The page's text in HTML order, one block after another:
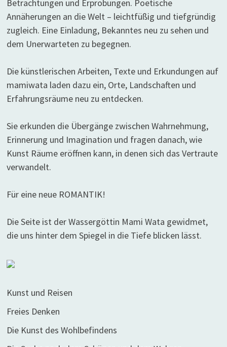
Betrachtungen und Erprobungen. Poetische
Annäherungen an die Welt – leichtfüßig und tiefgründig
zugleich. Eine Einladung, Bekanntes neu zu sehen und
dem Unerwarteten zu begegnen.
Die künstlerischen Arbeiten, Texte und Erkundungen auf
mamiwata laden dazu ein, Orte, Landschaften und
Erfahrungsräume neu zu entdecken.
Sie erkunden die Übergänge zwischen Wahrnehmung,
Erinnerung und Imagination und fragen danach, wie
Kunst Räume eröffnen kann, in denen sich das Vertraute
verwandelt.
Für eine neue ROMANTIK!
Die Seite ist der Wassergöttin Mami Wata gewidmet,
die uns hinter dem Spiegel in die Tiefe blicken lässt.
Kunst und Reisen
Freies Denken
Die Kunst des Wohlbefindens